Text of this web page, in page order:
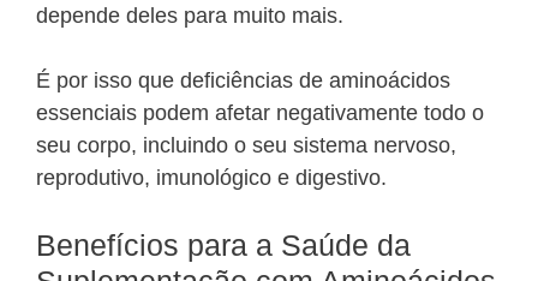
depende deles para muito mais.
É por isso que deficiências de aminoácidos
essenciais podem afetar negativamente todo o
seu corpo, incluindo o seu sistema nervoso,
reprodutivo, imunológico e digestivo.
Benefícios para a Saúde da